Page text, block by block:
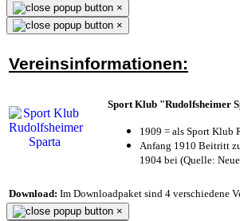
×
×
Vereinsinformationen:
Sport Klub "Rudolfsheimer
1909 = als Sport Klub
Anfang 1910 Beitritt
1904 bei (Quelle:
Download: Im Downloadpaket sind 4 verschiedene
×